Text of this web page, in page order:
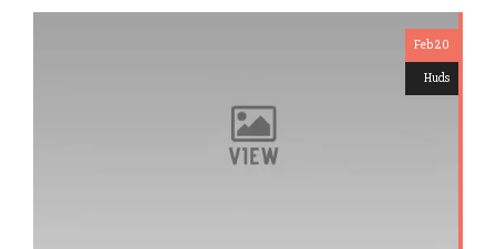
Feb 20
Huds